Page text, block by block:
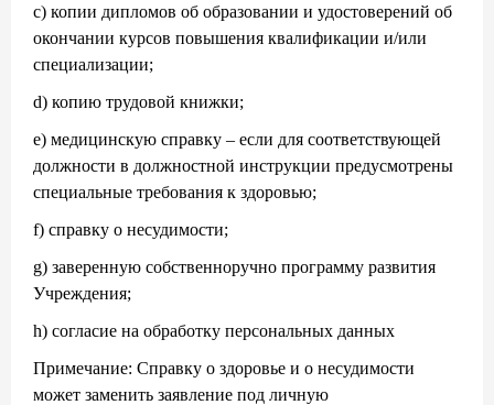
c) копии дипломов об образовании и удостоверений об
окончании курсов повышения квалификации и/или
специализации;
d) копию трудовой книжки;
e) медицинскую справку – если для соответствующей
должности в должностной инструкции предусмотрены
специальные требования к здоровью;
f) справку о несудимости;
g) заверенную собственноручно программу развития
Учреждения;
h) согласие на обработку персональных данных
Примечание: Справку о здоровье и о несудимости
может заменить заявление под личную